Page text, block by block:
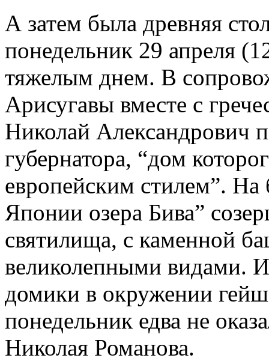
А затем была древняя
понедельник 29 апреля
тяжелым днем. В
Арисугавы вместе с
Николай Александрович
губернатора, “дом
европейским стилем”. На
Японии озера Бива”
святилища, с каменной
великолепными видами.
домики в окружении
понедельник едва не
Николая Романова.